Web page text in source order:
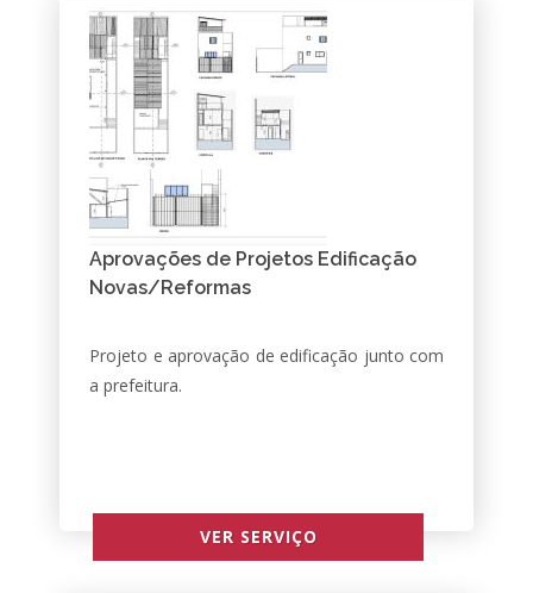
Aprovações de Projetos Edificação
Novas/Reformas
Projeto e aprovação de edificação junto com
a prefeitura.
VER SERVIÇO